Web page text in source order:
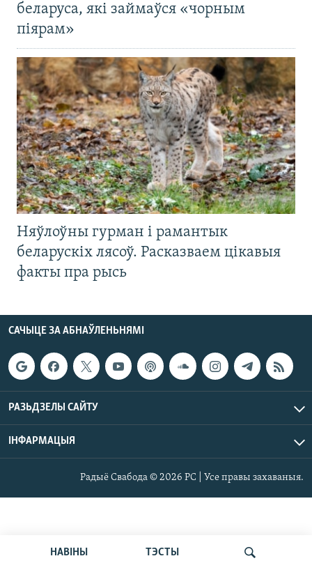
НАВІНЫ ТЭСТЫ
беларуса, які займаўся «чорным
піярам»
Няўлоўны гурман і рамантык
беларускіх лясоў. Расказваем цікавыя
факты пра рысь
САЧЫЦЕ ЗА АБНАЎЛЕНЬНЯМІ
РАЗЬДЗЕЛЫ САЙТУ
ІНФАРМАЦЫЯ
Радыё Свабода © 2026 РС | Усе правы захаваныя.